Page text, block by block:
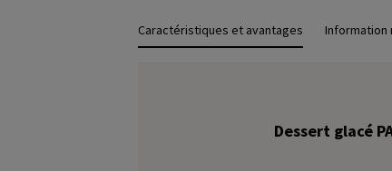
Caractéristiques et avantages Information
Dessert glacé